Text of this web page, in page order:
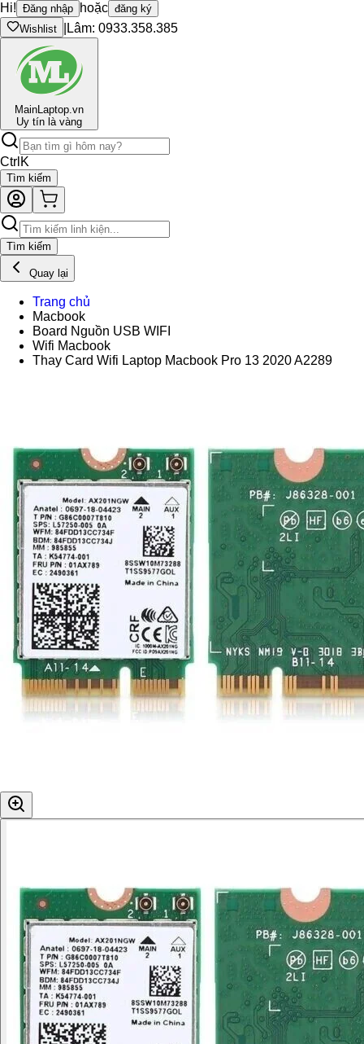
Hi! Đăng nhập hoặc đăng ký
Wishlist
Lâm: 0933.358.385
MainLaptop.vn
Uy tín là vàng
Ctrl K
Tìm kiếm
Tìm kiếm
Quay lại
Trang chủ
Macbook
Board Nguồn USB WIFI
Wifi Macbook
Thay Card Wifi Laptop Macbook Pro 13 2020 A2289